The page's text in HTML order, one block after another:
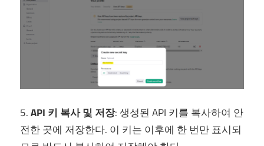
5.API 키 복사 및 저장: 생성된 API 키를 복사하여 안
전한 곳에 저장한다. 이 키는 이후에 한 번만 표시되